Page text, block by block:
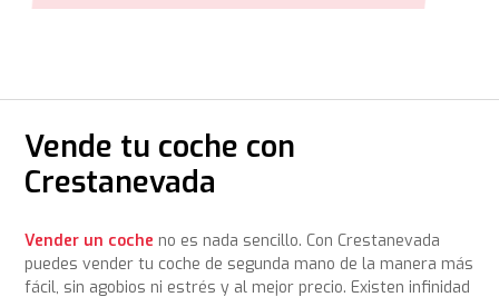
Vende tu coche con
Crestanevada
Vender un coche no es nada sencillo. Con Crestanevada
puedes vender tu coche de segunda mano de la manera más
fácil, sin agobios ni estrés y al mejor precio. Existen infinidad